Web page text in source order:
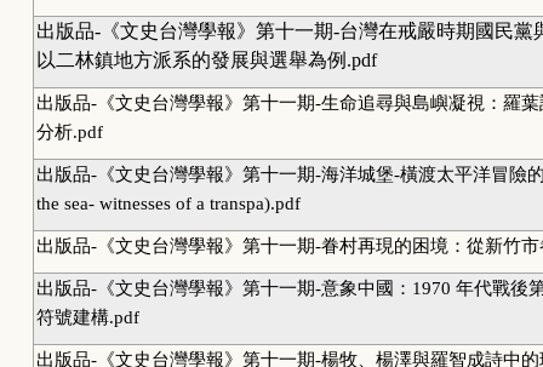
出版品-《文史台灣學報》第十一期-台灣在戒嚴時期國民黨
以二林鎮地方派系的發展與選舉為例.pdf
出版品-《文史台灣學報》第十一期-生命追尋與島嶼凝視：羅
分析.pdf
出版品-《文史台灣學報》第十一期-海洋城堡-橫渡太平洋冒險
the sea- witnesses of a transpa).pdf
出版品-《文史台灣學報》第十一期-眷村再現的困境：從新竹
出版品-《文史台灣學報》第十一期-意象中國：1970 年代戰後
符號建構.pdf
出版品-《文史台灣學報》第十一期-楊牧、楊澤與羅智成詩中